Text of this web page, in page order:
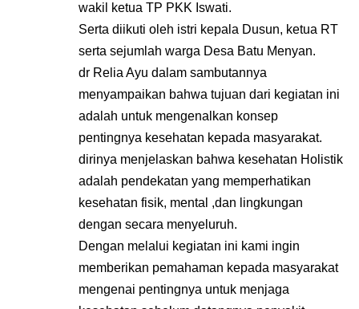
wakil ketua TP PKK Iswati.
Serta diikuti oleh istri kepala Dusun, ketua RT
serta sejumlah warga Desa Batu Menyan.
dr Relia Ayu dalam sambutannya
menyampaikan bahwa tujuan dari kegiatan ini
adalah untuk mengenalkan konsep
pentingnya kesehatan kepada masyarakat.
dirinya menjelaskan bahwa kesehatan Holistik
adalah pendekatan yang memperhatikan
kesehatan fisik, mental ,dan lingkungan
dengan secara menyeluruh.
Dengan melalui kegiatan ini kami ingin
memberikan pemahaman kepada masyarakat
mengenai pentingnya untuk menjaga